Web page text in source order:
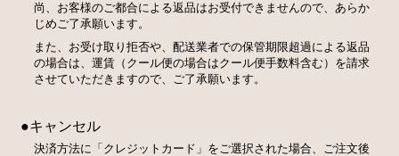
尚、お客様のご都合による返品はお受付できませんので、あらか
じめご了承願います。
また、お受け取り拒否や、配送業者での保管期限超過による返品
の場合は、運賃（クール便の場合はクール便手数料含む）を請求
させていただきますので、ご了承願います。
●キャンセル
決済方法に「クレジットカード」をご選択された場合、ご注文後